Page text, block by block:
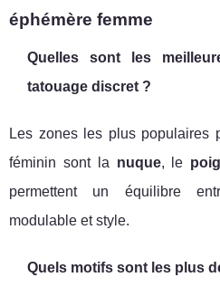
éphémère femme
Quelles sont les
tatouage discret ?
Les zones les plus populaires
féminin sont la nuque, le
permettent un équilibre
modulable et style.
Quels motifs sont les plus